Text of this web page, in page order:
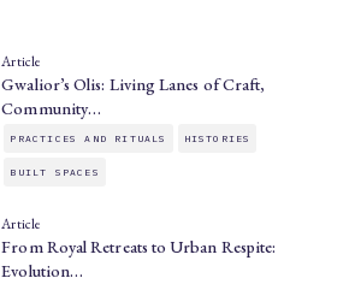
Article
Gwalior’s Olis: Living Lanes of Craft,
Community…
PRACTICES AND RITUALS HISTORIES
BUILT SPACES
Article
From Royal Retreats to Urban Respite:
Evolution…